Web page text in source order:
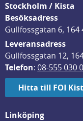
Stockholm / Kista
Besöksadress
Gullfossgatan 6, 164
Leveransadress
Gullfossgatan 12,
Telefon: 08-555 030
Hitta till FOI
Linköping